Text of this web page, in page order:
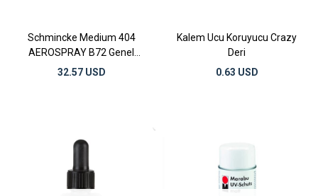
Schmincke Medium 404
AEROSPRAY B72 Genel
Amaçlı Fiksatif 200 ml
32.57 USD
Kalem Ucu Koruyucu Crazy
Deri
0.63 USD